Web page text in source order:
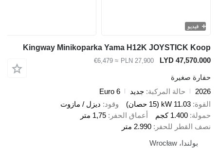
Kingway Minikoparka Yama H12K
LYD
PLN 27,900
≈ €6,479
حالة المركبة جديد
Euro 6
11.03 kW (15 حصان)
وقود ديزل / مازوت
1.400 كجم
أعماق الحفر 1,75 متر
للحفر 2.990 متر